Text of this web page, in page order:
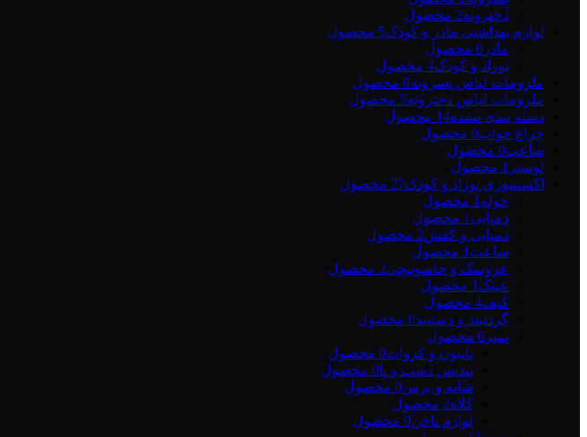
دخترونه2 محصول
لوازم بهداشتی مادر و کودک5 محصول
مادر 0 محصول
نوزاد و کودک4 محصول
ملزومات لباس پسرونه0 محصول
ملزومات لباس دخترونه5 محصول
دسته بندی نشده14 محصول
چراغ خواب0 محصول
ساعت0 محصول
لوستر 1 محصول
اکسسوری نوزاد و کودک27 محصول
حوله 1 محصول
دمپایی 1 محصول
دمپایی و کفش2 محصول
ساعت 1 محصول
عروسک و جاسوییچی2 محصول
عینک 1 محصول
کیف4 محصول
گردنبند و دستبند0 محصول
پسر 6 محصول
پاپیون و کروات0 محصول
تندیس دست و پا0 محصول
شانه و برس0 محصول
کلاه2 محصول
لوازم ناخن0 محصول